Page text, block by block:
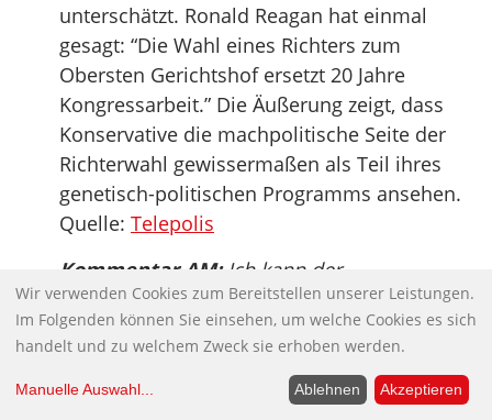
unterschätzt. Ronald Reagan hat einmal
gesagt: “Die Wahl eines Richters zum
Obersten Gerichtshof ersetzt 20 Jahre
Kongressarbeit.” Die Äußerung zeigt, dass
Konservative die machpolitische Seite der
Richterwahl gewissermaßen als Teil ihres
genetisch-politischen Programms ansehen.
Quelle: Telepolis
Kommentar AM:Ich kann der
Hauptbotschaft dieses Interviews nicht
folgen. So kenne ich durchaus eine Menge
Linker, die die Bedeutung der
Zusammensetzung des obersten Gerichtes
durchaus erkennen. Linke, die ich kenne,
Wir verwenden Cookies zum Bereitstellen unserer Leistungen.
Im Folgenden können Sie einsehen, um welche Cookies es sich
handelt und zu welchem Zweck sie erhoben werden.
Manuelle Auswahl... Ablehnen Akzeptieren